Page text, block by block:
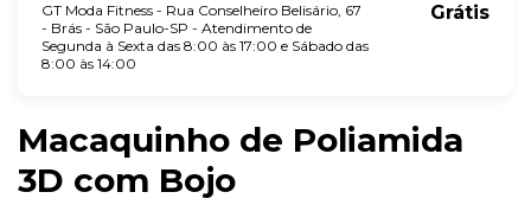
GT Moda Fitness - Rua Conselheiro Belisário, 67
- Brás - São Paulo-SP - Atendimento de
Segunda à Sexta das 8:00 às 17:00 e Sábado das
8:00 às 14:00
Grátis
Macaquinho de Poliamida
3D com Bojo